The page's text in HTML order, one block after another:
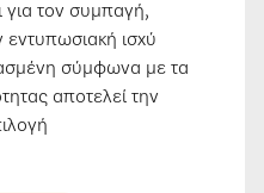
για τον συμπαγή,
εντυπωσιακή ισχύ
σύμφωνα με τα
αποτελεί την